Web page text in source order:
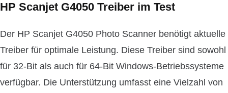
HP Scanjet G4050 Treiber im Test
Der HP Scanjet G4050 Photo Scanner benötigt aktuelle
Treiber für optimale Leistung. Diese Treiber sind sowohl
für 32-Bit als auch für 64-Bit Windows-Betriebssysteme
verfügbar. Die Unterstützung umfasst eine Vielzahl von